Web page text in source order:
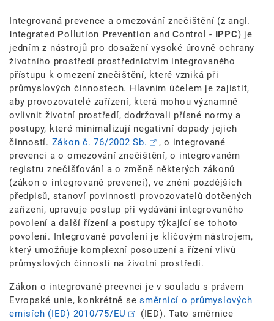
Integrovaná prevence a omezování znečištění (z angl.
ntegrated Pollution Prevention and Control - IPPC) je
jedním z nástrojů pro dosažení vysoké úrovně ochrany
životního prostředí prostřednictvím integrovaného
přístupu k omezení znečištění, které vzniká při
průmyslových činnostech. Hlavním účelem je zajistit,
aby provozovatelé zařízení, která mohou významně
ovlivnit životní prostředí, dodržovali přísné normy a
postupy, které minimalizují negativní dopady jejich
činností. Zákon č. 76/2002 Sb.
, o integrované
prevenci a o omezování znečištění, o integrovaném
registru znečišťování a o změně některých zákonů
(zákon o integrované prevenci), ve znění pozdějších
předpisů, stanoví povinnosti provozovatelů dotčených
zařízení, upravuje postup při vydávání integrovaného
povolení a další řízení a postupy týkající se tohoto
povolení. Integrované povolení je klíčovým nástrojem,
který umožňuje komplexní posouzení a řízení vlivů
průmyslových činností na životní prostředí.
Zákon o integrované preevnci je v souladu s právem
Evropské unie, konkrétně se směrnicí o průmyslových
emisích (IED) 2010/75/EU
(IED). Tato směrnice